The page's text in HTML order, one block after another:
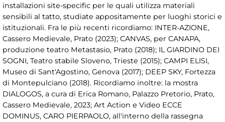
installazioni site-specific per le quali utilizza materiali
sensibili al tatto, studiate appositamente per luoghi storici e
istituzionali. Fra le più recenti ricordiamo: INTER-AZIONE,
Cassero Medievale, Prato (2023); CANVAS, per CANAPA,
produzione teatro Metastasio, Prato (2018); IL GIARDINO DEI
SOGNI, Teatro stabile Sloveno, Trieste (2015); CAMPI ELISI,
Museo di Sant'Agostino, Genova (2017); DEEP SKY, Fortezza
di Montepulciano (2018). Ricordiamo inoltre: la mostra
DIALOGOS, a cura di Erica Romano, Palazzo Pretorio, Prato,
Cassero Medievale, 2023; Art Action e Video ECCE
DOMINUS, CARO PIERPAOLO, all'interno della rassegna